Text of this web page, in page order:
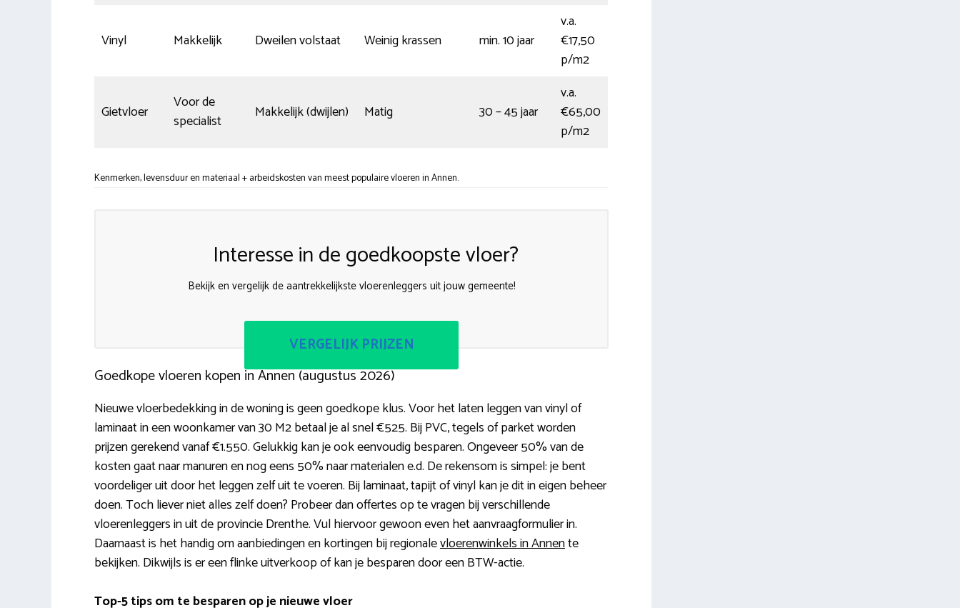
Vinyl Makkelijk Dweilen volstaat Weinig krassen min. 10 jaar
v.a.
€17,50
p/m2
Gietvloer
Voor de
specialist
Makkelijk (dwijlen) Matig 30 – 45 jaar
v.a.
€65,00
p/m2
Kenmerken, levensduur en materiaal + arbeidskosten van meest populaire vloeren in Annen.
Interesse in de goedkoopste vloer?
Bekijk en vergelijk de aantrekkelijkste vloerenleggers uit jouw gemeente!
VERGELIJK PRIJZEN
Goedkope vloeren kopen in Annen (augustus 2026)
Nieuwe vloerbedekking in de woning is geen goedkope klus. Voor het laten leggen van vinyl of
laminaat in een woonkamer van 30 M2 betaal je al snel €525. Bij PVC, tegels of parket worden
prijzen gerekend vanaf €1.550. Gelukkig kan je ook eenvoudig besparen. Ongeveer 50% van de
kosten gaat naar manuren en nog eens 50% naar materialen e.d. De rekensom is simpel: je bent
voordeliger uit door het leggen zelf uit te voeren. Bij laminaat, tapijt of vinyl kan je dit in eigen beheer
doen. Toch liever niet alles zelf doen? Probeer dan offertes op te vragen bij verschillende
vloerenleggers in uit de provincie Drenthe. Vul hiervoor gewoon even het aanvraagformulier in.
Daarnaast is het handig om aanbiedingen en kortingen bij regionalevloerenwinkels in Annente
bekijken. Dikwijls is er een flinke uitverkoop of kan je besparen door een BTW-actie.
Top-5 tips om te besparen op je nieuwe vloer